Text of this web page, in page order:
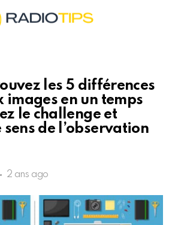
les 5 différences
images en un temps
le challenge et
de l’observation
2 ans ago